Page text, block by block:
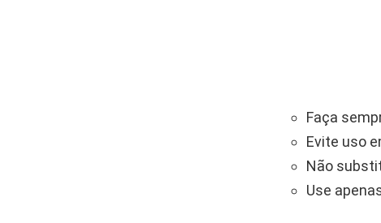
Faça
Evite uso
Não
Use